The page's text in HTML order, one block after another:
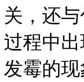
关，还
过程中
发霉的